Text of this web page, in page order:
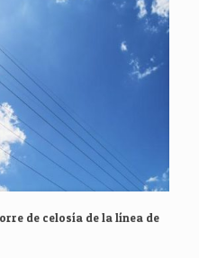
de celosía de la línea de